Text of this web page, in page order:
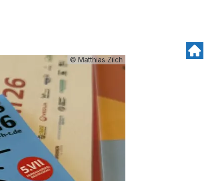
© Matthias Zilch